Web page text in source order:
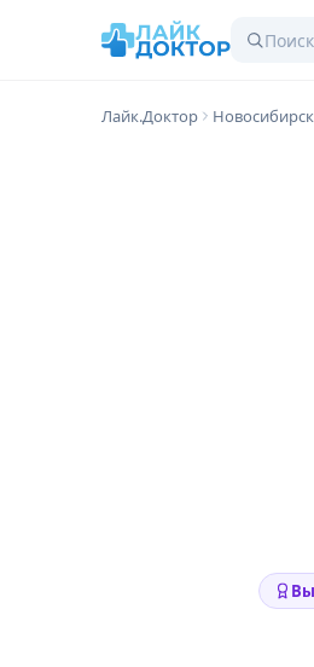
Лайк.Доктор Новосибирск